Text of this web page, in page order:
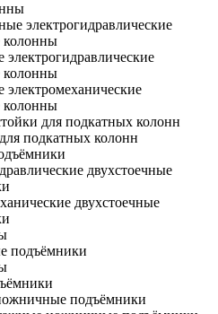
электрогидравлические
колонны
колонны
колонны
для подкатных колонн
подкатных колонн
двухстоечные
двухстоечные
подъёмники
подъёмники